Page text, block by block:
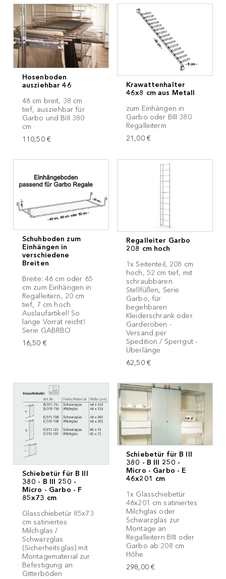
Hosenboden
ausziehbar 46
46 cm breit, 38 cm
tief, ausziehbar für
Garbo und BIII 380
cm
110,50 €
Krawattenhalter
46x8 cm aus Metall
zum Einhängen in
Garbo oder BIII 380
Regalleiterm
21,00 €
Schuhboden zum
Einhängen in
verschiedene
Breiten
Breite: 46 cm oder 65
cm zum Einhängen in
Regalleitern, 20 cm
tief, 7 cm hoch
Auslaufartikel! So
lange Vorrat reicht!
Serie GABRBO
16,50 €
Regalleiter Garbo
208 cm hoch
1x Seitenteil, 208 cm
hoch, 52 cm tief, mit
schraubbaren
Stellfüßen, Serie
Garbo, für
begehbaren
Kleiderschrank oder
Garderoben -
Versand per
Spedition / Sperrgut -
Überlänge
62,50 €
Schiebetür für B III
380 - B III 250 -
Micro - Garbo - F
85x73 cm
Glasschiebetür 85x73
cm satiniertes
Milchglas /
Schwarzglas
(Sicherheitsglas) mit
Montagematerial zur
Befestigung an
Gitterböden
Schiebetür für B III
380 - B III 250 -
Micro - Garbo - E
46x201 cm
1x Glasschiebetür
46x201 cm satiniertes
Milchglas oder
Schwarzglas zur
Montage an
Regalleitern BIII oder
Garbo ab 208 cm
Höhe
298,00 €